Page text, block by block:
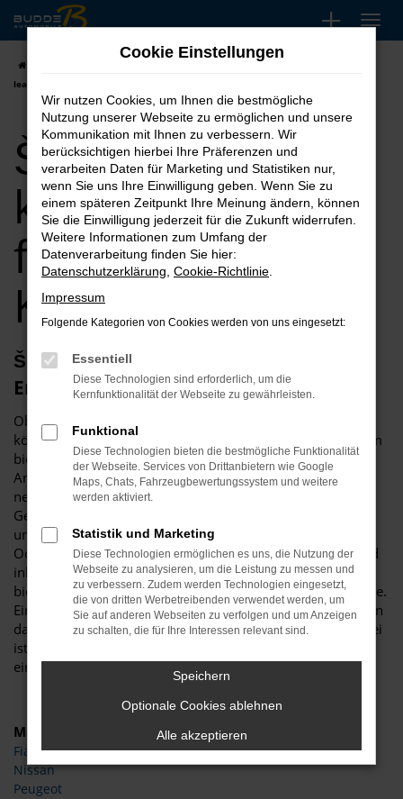
Zum
Hauptinhalt
springen
leasen, finanzieren für Köln
Škoda Octavia
kaufen, leasen,
finanzieren für
Köln
Škoda Octavia Jahreswagen – unsere
Empfehlung für Köln und anderswo
Ob wir einen Škoda Octavia Jahreswagen empfehlen
können? Eindeutig „ja“. Der Vorteil, den diese Fahrzeugform
bietet, liegt im erstklassigen Verhältnis zwischen Preis und
Angebot. Mit anderen Worten: Sie erhalten ein fast noch
neues Auto und zahlen hierfür den Preis eines
Gebrauchtwagens. Wer viel in Köln und Umgebung
unterwegs ist, wird zudem die Zuverlässigkeit des Škoda
Octavia Jahreswagens zu schätzen wissen. Das Modell wird
inbesondere in der aktuellen Generation hochgelobt und
bietet jede Menge spannender Extras und Assistenzsysteme.
Ein Škoda Octavia Jahreswagen liegt immer dann vor, wenn
das Datum der Erstzulassung maximal zwölf Monate vorbei
ist. Entsprechend ist die Wahrscheinlichkeit hoch, dass Sie
ein aktuelles Fahrzeug erhalten.
Marken
Fiat
Nissan
Peugeot
Cookie Einstellungen
Wir nutzen Cookies, um Ihnen die bestmögliche
Nutzung unserer Webseite zu ermöglichen und unsere
Kommunikation mit Ihnen zu verbessern. Wir
berücksichtigen hierbei Ihre Präferenzen und
verarbeiten Daten für Marketing und Statistiken nur,
wenn Sie uns Ihre Einwilligung geben. Wenn Sie zu
einem späteren Zeitpunkt Ihre Meinung ändern, können
Sie die Einwilligung jederzeit für die Zukunft widerrufen.
Weitere Informationen zum Umfang der
Datenverarbeitung finden Sie hier:
Datenschutzerklärung Cookie-Richtlinie
Impressum
Folgende Kategorien von Cookies werden von uns eingesetzt:
Essentiell
Diese Technologien sind erforderlich, um die
Kernfunktionalität der Webseite zu gewährleisten.
Funktional
Diese Technologien bieten die bestmögliche Funktionalität
der Webseite. Services von Drittanbietern wie Google
Maps, Chats, Fahrzeugbewertungssystem und weitere
werden aktiviert.
Statistik und Marketing
Diese Technologien ermöglichen es uns, die Nutzung der
Webseite zu analysieren, um die Leistung zu messen und
zu verbessern. Zudem werden Technologien eingesetzt,
die von dritten Werbetreibenden verwendet werden, um
Sie auf anderen Webseiten zu verfolgen und um Anzeigen
zu schalten, die für Ihre Interessen relevant sind.
Speichern
Optionale Cookies ablehnen
Alle akzeptieren